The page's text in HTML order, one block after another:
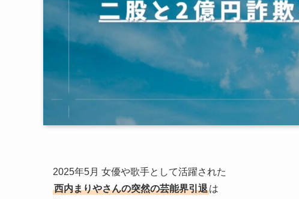
2025年5月 女優や歌手として活躍された
西内まりやさんの突然の芸能界引退は